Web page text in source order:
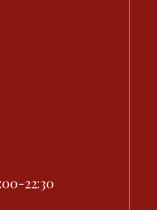
22:30